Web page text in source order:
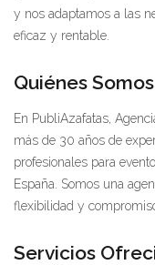
y nos adaptamos a las
eficaz y rentable.
Quiénes Somos
En PubliAzafatas,
más de 30 años de
profesionales para
España. Somos una
flexibilidad y
Servicios